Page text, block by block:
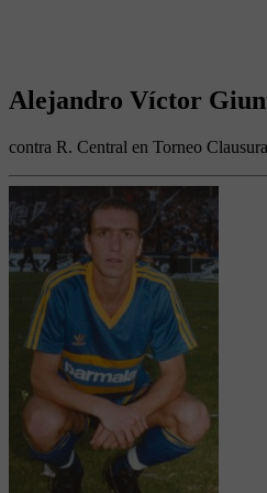
Alejandro Víctor
contra R. Central en Torneo